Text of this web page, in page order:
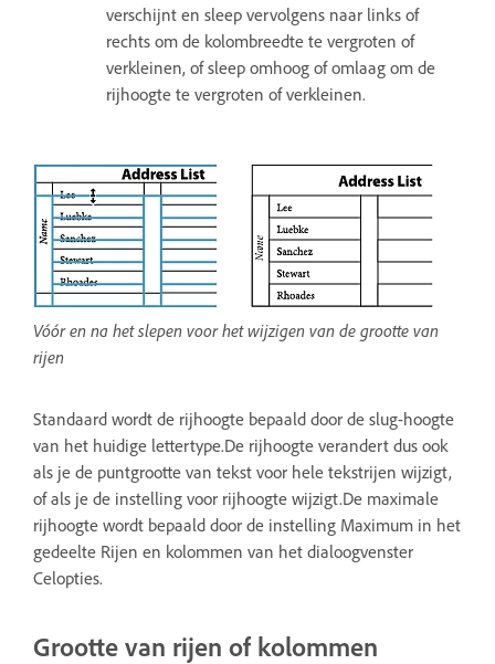
verschijnt en sleep vervolgens naar links of
rechts om de kolombreedte te vergroten of
verkleinen, of sleep omhoog of omlaag om de
rijhoogte te vergroten of verkleinen.
Vóór en na het slepen voor het wijzigen van de grootte van
rijen
Standaard wordt de rijhoogte bepaald door de slug-hoogte
van het huidige lettertype.De rijhoogte verandert dus ook
als je de puntgrootte van tekst voor hele tekstrijen wijzigt,
of als je de instelling voor rijhoogte wijzigt.De maximale
rijhoogte wordt bepaald door de instelling Maximum in het
gedeelte Rijen en kolommen van het dialoogvenster
Celopties.
Grootte van rijen of kolommen